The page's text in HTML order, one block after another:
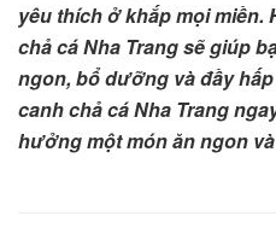
yêu thích ở khắp mọi miền.
chả cá Nha Trang sẽ giúp
ngon, bổ dưỡng và đầy
canh chả cá Nha Trang
hưởng một món ăn ngon